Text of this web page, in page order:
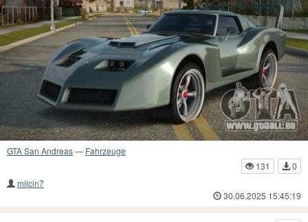
GTA San Andreas— Fahrzeuge
131
0
milcin7
30.06.2025 15:45:19